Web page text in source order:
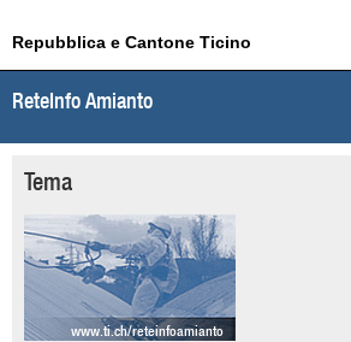
Repubblica e Cantone Ticino
ReteInfo Amianto
Tema
www.ti.ch/reteinfoamianto